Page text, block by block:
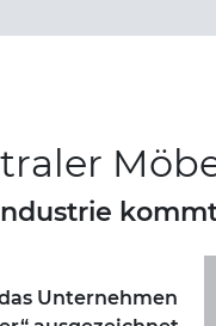
Unternehmen